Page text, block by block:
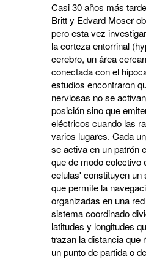
Casi 30 años más
Britt y Edvard Moser
pero esta vez
la corteza entorrinal
cerebro, un área
conectada con el
estudios encontraron
nerviosas no se
posición sino que
eléctricos cuando las
varios lugares. Cada
se activa en un patrón
que de modo colectivo
celulas' constituyen un
que permite la
organizadas en una
sistema coordinado
latitudes y longitudes
trazan la distancia que
un punto de partida o